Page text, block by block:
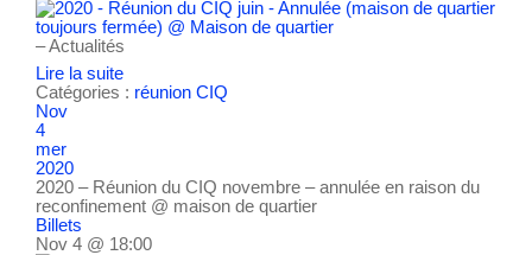
– Actualités
Lire la suite
Catégories : réunion CIQ
Nov
4
mer
2020
2020 – Réunion du CIQ novembre – annulée en raison du
reconfinement @ maison de quartier
Billets
Nov 4 @ 18:00